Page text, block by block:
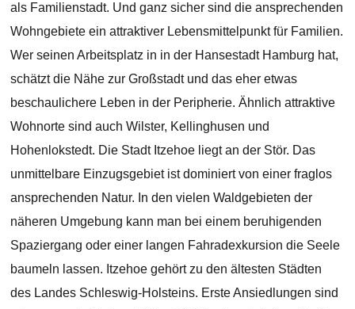
als Familienstadt. Und ganz sicher sind die ansprechenden
Wohngebiete ein attraktiver Lebensmittelpunkt für Familien.
Wer seinen Arbeitsplatz in in der Hansestadt Hamburg hat,
schätzt die Nähe zur Großstadt und das eher etwas
beschaulichere Leben in der Peripherie. Ähnlich attraktive
Wohnorte sind auch Wilster, Kellinghusen und
Hohenlokstedt. Die Stadt Itzehoe liegt an der Stör. Das
unmittelbare Einzugsgebiet ist dominiert von einer fraglos
ansprechenden Natur. In den vielen Waldgebieten der
näheren Umgebung kann man bei einem beruhigenden
Spaziergang oder einer langen Fahradexkursion die Seele
baumeln lassen. Itzehoe gehört zu den ältesten Städten
des Landes Schleswig-Holsteins. Erste Ansiedlungen sind